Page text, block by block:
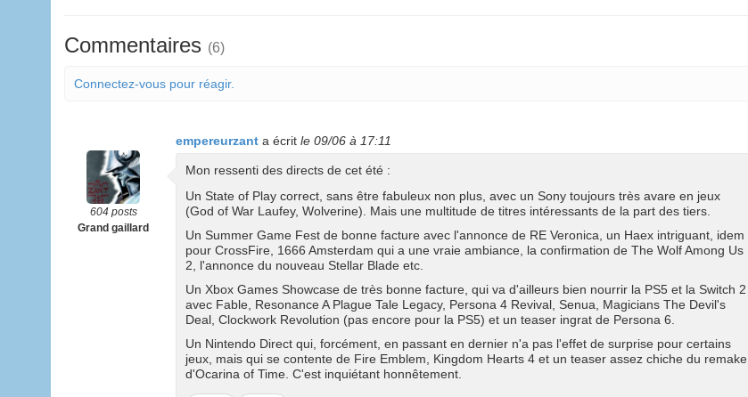
Commentaires (6)
Connectez-vous pour réagir.
604 posts
Grand gaillard
empereurzant a écrit le 09/06 à 17:11
Mon ressenti des directs de cet été :
Un State of Play correct, sans être fabuleux non plus, avec un Sony toujours très avare en jeux
(God of War Laufey, Wolverine). Mais une multitude de titres intéressants de la part des tiers.
Un Summer Game Fest de bonne facture avec l'annonce de RE Veronica, un Haex intriguant, idem
pour CrossFire, 1666 Amsterdam qui a une vraie ambiance, la confirmation de The Wolf Among Us
2, l'annonce du nouveau Stellar Blade etc.
Un Xbox Games Showcase de très bonne facture, qui va d'ailleurs bien nourrir la PS5 et la Switch 2
avec Fable, Resonance A Plague Tale Legacy, Persona 4 Revival, Senua, Magicians The Devil's
Deal, Clockwork Revolution (pas encore pour la PS5) et un teaser ingrat de Persona 6.
Un Nintendo Direct qui, forcément, en passant en dernier n'a pas l'effet de surprise pour certains
jeux, mais qui se contente de Fire Emblem, Kingdom Hearts 4 et un teaser assez chiche du remake
d'Ocarina of Time. C'est inquiétant honnêtement.